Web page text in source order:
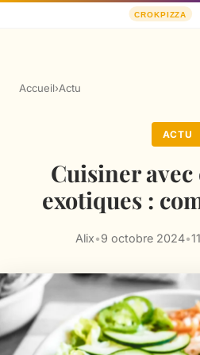
Accueil›Actu
ACTU
Cuisiner avec
exotiques :
Alix•9 octobre 2024•